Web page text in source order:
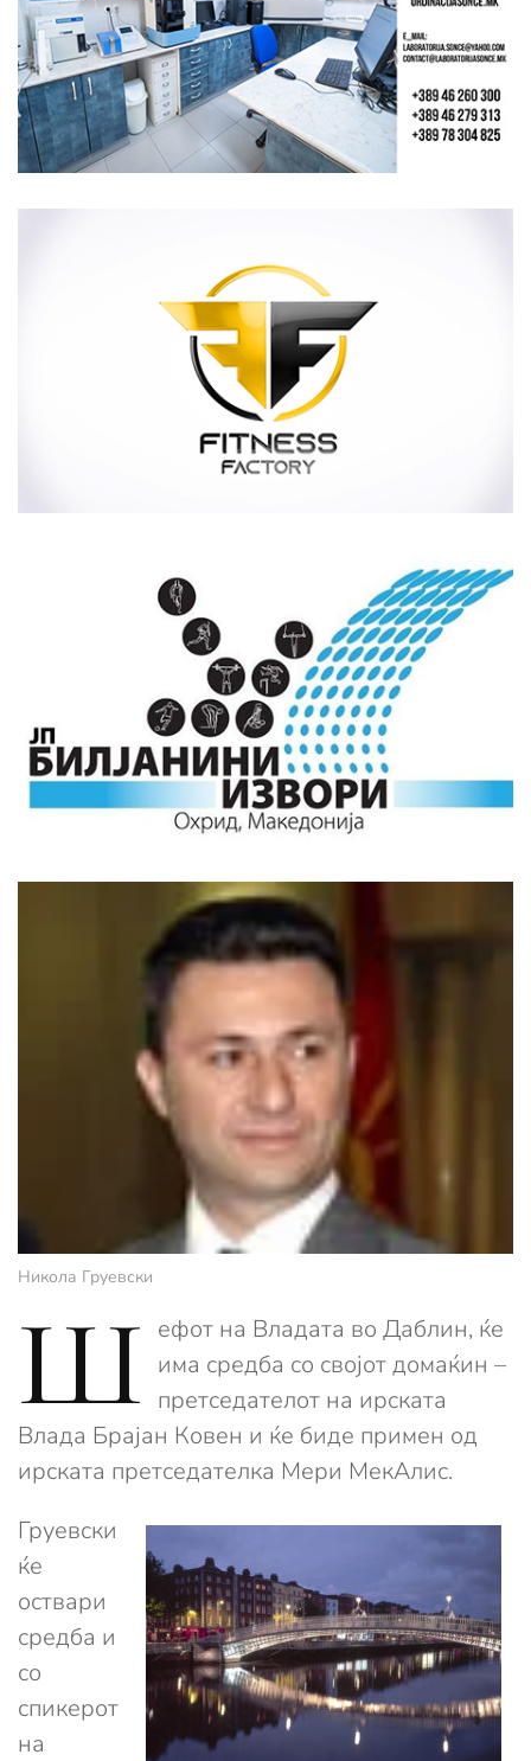
Никола Груевски
Ш ефот на Владата во Даблин, ќе
има средба со својот домаќин –
претседателот на ирската
Влада Брајан Ковен и ќе биде примен од
ирската претседателка Мери МекАлис.
Груевски
ќе
оствари
средба и
со
спикерот
на